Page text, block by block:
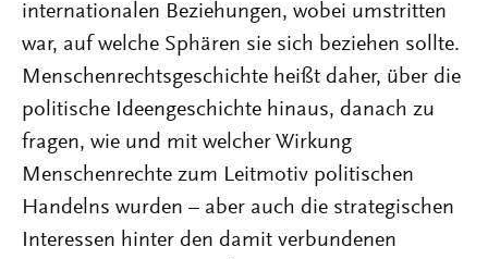
internationalen Beziehungen, wobei umstritten
war, auf welche Sphären sie sich beziehen sollte.
Menschenrechtsgeschichte heißt daher, über die
politische Ideengeschichte hinaus, danach zu
fragen, wie und mit welcher Wirkung
Menschenrechte zum Leitmotiv politischen
Handelns wurden – aber auch die strategischen
Interessen hinter den damit verbundenen